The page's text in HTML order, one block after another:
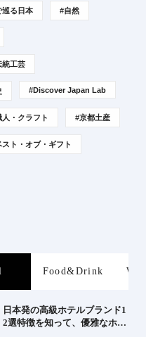
巡る日本 #自然
統工芸
#Discover Japan Lab
人・クラフト #京都土産
スト・オブ・ギフト
Food&Drink
日本発の高級ホテルブランド1
2選特徴を知って、優雅なホテ